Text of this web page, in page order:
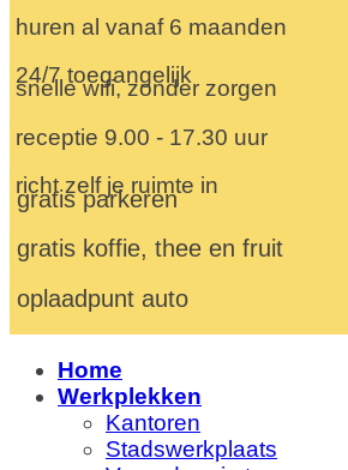
huren al vanaf 6 maanden
24/7 toegangelijk
snelle wifi, zonder zorgen
receptie 9.00 - 17.30 uur
richt zelf je ruimte in
gratis parkeren
gratis koffie, thee en fruit
oplaadpunt auto
Home
Werkplekken
Kantoren
Stadswerkplaats